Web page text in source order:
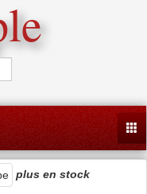
plus en stock